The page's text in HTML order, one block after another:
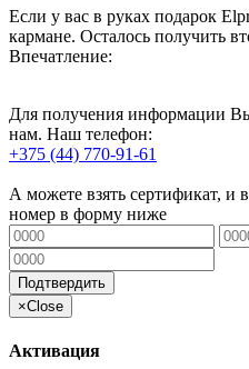
Если у вас в руках подарок
кармане. Осталось получить
Впечатление:
Для получения информации
нам. Наш телефон:
+375 (44) 770-91-61
А можете взять сертификат, и
номер в форму ниже
Подтвердить
×Close
Активация